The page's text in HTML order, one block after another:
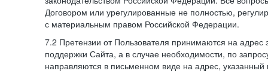
Договором или урегулированные не полностью,
с материальным правом Российской Федерации.
7.2 Претензии от Пользователя принимаются на
поддержки Сайта, а в случае необходимости, по
направляются в письменном виде на адрес,